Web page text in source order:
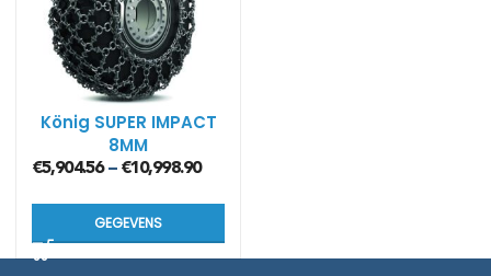
König SUPER IMPACT
8MM
€5,904.56– €10,998.90
GEGEVENS